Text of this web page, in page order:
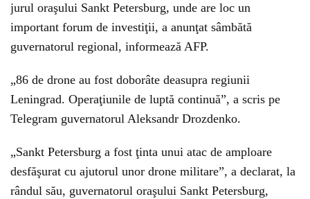
jurul oraşului Sankt Petersburg, unde are loc un
important forum de investiţii, a anunţat sâmbătă
guvernatorul regional, informează AFP.
„86 de drone au fost doborâte deasupra regiunii
Leningrad. Operaţiunile de luptă continuă”, a scris pe
Telegram guvernatorul Aleksandr Drozdenko.
„Sankt Petersburg a fost ţinta unui atac de amploare
desfăşurat cu ajutorul unor drone militare”, a declarat, la
rândul său, guvernatorul oraşului Sankt Petersburg,